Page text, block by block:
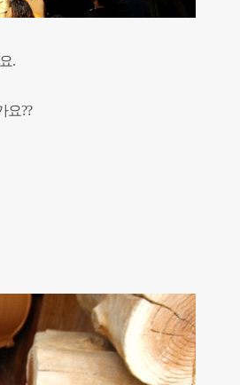
.
요??